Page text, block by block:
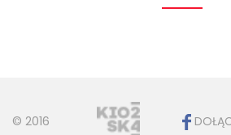
© 2016